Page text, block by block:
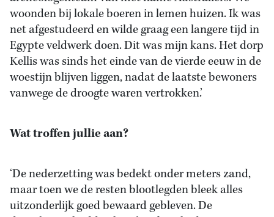
woonden bij lokale boeren in lemen huizen. Ik was
net afgestudeerd en wilde graag een langere tijd in
Egypte veldwerk doen. Dit was mijn kans. Het dorp
Kellis was sinds het einde van de vierde eeuw in de
woestijn blijven liggen, nadat de laatste bewoners
vanwege de droogte waren vertrokken.’
Wat troffen jullie aan?
‘De nederzetting was bedekt onder meters zand,
maar toen we de resten blootlegden bleek alles
uitzonderlijk goed bewaard gebleven. De